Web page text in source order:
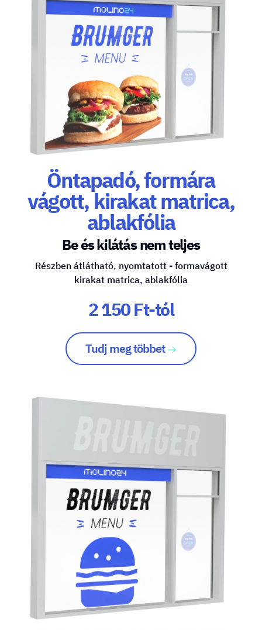
Öntapadó, formára
vágott, kirakat matrica,
ablakfólia
Be és kilátás nem teljes
Részben átlátható, nyomtatott - formavágott
kirakat matrica, ablakfólia
2 150 Ft-tól
Tudj meg többet